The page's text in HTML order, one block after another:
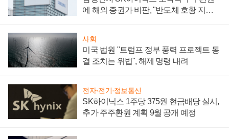
에 해외 증권가 비판, "반도체 호황 지속
사회
미국 법원 "트럼프 정부 풍력 프로젝트 동
결 조치는 위법", 해제 명령 내려
전자·전기·정보통신
SK하이닉스 1주당 375원 현금배당 실시,
추가 주주환원 계획 9월 공개 예정